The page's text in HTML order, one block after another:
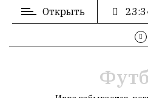
ВХОД
Открыть